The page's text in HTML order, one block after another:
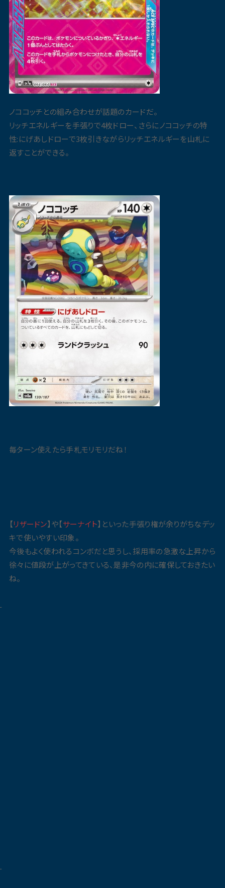
ノココッチとの組み合わせが話題のカードだ。
リッチエネルギーを手張りで4枚ドロー、さらにノココッチの特
性:にげあしドローで3枚引きながらリッチエネルギーを山札に
返すことができる。
毎ターン使えたら手札モリモリだね！
【リザードン】や【サーナイト】といった手張り権が余りがちなデッ
キで使いやすい印象。
今後もよく使われるコンボだと思うし、採用率の急激な上昇から
徐々に値段が上がってきている、是非今の内に確保しておきたい
ね。